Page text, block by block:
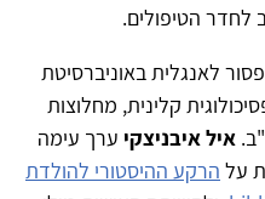
לחדר הטיפולים.
לאנגלית באוניברסיטת
קלינית, מחלוצות
איל איבניצקי ערך עימה
על הרקע ההיסטורי להולדת